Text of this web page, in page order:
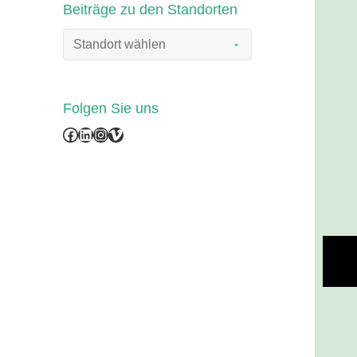
Beiträge zu den Standorten
Folgen Sie uns
Facebook
LinkedIn
Instagram
Vimeo